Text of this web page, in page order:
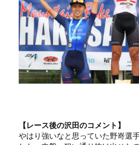
【 レース後の沢田のコメント】
やはり強いなと思っていた野嵜選